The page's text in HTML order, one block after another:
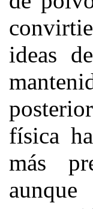
ideas
física
más